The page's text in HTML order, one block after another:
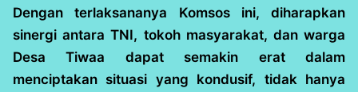
Dengan terlaksananya Komsos ini, diharapkan
sinergi antara TNI, tokoh masyarakat, dan warga
Desa Tiwaa dapat semakin erat dalam
menciptakan situasi yang kondusif, tidak hanya